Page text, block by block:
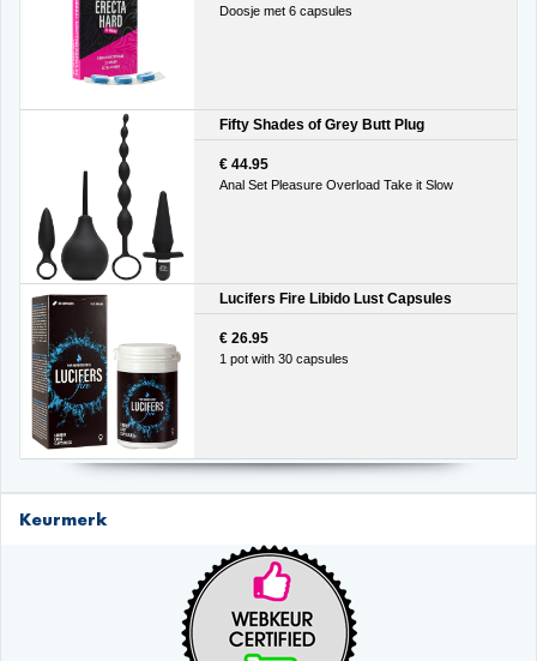
Doosje met 6 capsules
Fifty Shades of Grey Butt Plug
€ 44.95
Anal Set Pleasure Overload Take it Slow
Lucifers Fire Libido Lust Capsules
€ 26.95
1 pot with 30 capsules
Keurmerk